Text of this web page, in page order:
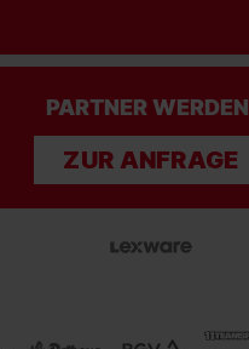
PARTNER
ZUR ANFRAGE